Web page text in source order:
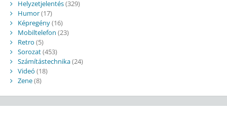
Helyzetjelentés(329)
Humor(17)
Képregény(16)
Mobiltelefon (23)
Retro (5)
Sorozat(453)
Számítástechnika(24)
Videó (18)
Zene(8)